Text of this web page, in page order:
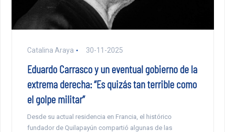
Catalina Araya 30-11-2025
Eduardo Carrasco y un eventual gobierno de la
extrema derecha: “Es quizás tan terrible como
el golpe militar”
Desde su actual residencia en Francia, el histórico
fundador de Quilapayún compartió algunas de las